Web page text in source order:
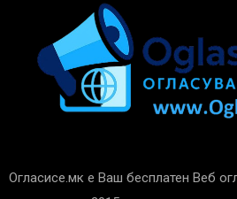
Огласисе.мк е Ваш бесплатен Веб